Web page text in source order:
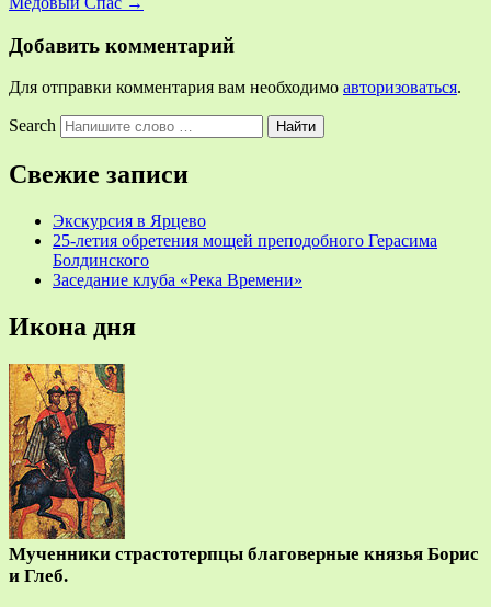
Добавить комментарий
Для отправки комментария вам необходимо авторизоваться.
Search
Свежие записи
Экскурсия в Ярцево
25-летия обретения мощей преподобного Герасима
Болдинского
Заседание клуба «Река Времени»
Икона дня
Мученники страстотерпцы благоверные князья Борис
и Глеб.